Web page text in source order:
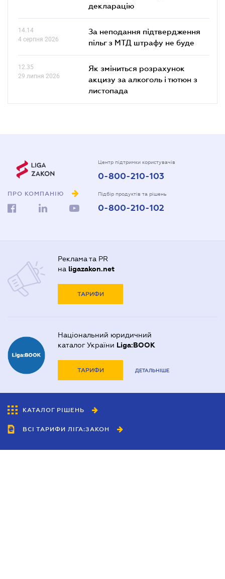
декларацію
14.14
4 серпня 2026
За неподання підтвердження
пільг з МТД штрафу не буде
12.35
29 липня 2026
Як зміниться розрахунок
акцизу за алкоголь і тютюн з
листопада
ПРО КОМПАНІЮ
Центр підтримки користувачів
0-800-210-103
Підбір продуктів та рішень
0-800-210-102
Реклама та PR
на ligazakon.net
ТАРИФИ
Національний юридичний
каталог України Liga:BOOK
ТАРИФИ ДЕТАЛЬНІШЕ
КАТАЛОГ РІШЕНЬ
ВСІ ТАРИФИ ЛІГА:ЗАКОН